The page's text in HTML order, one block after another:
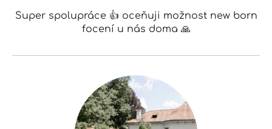
Super spolupráce 👍 oceňuji možnost new born
focení u nás doma 🙏